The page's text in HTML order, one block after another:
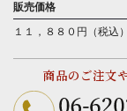
販売価格
１１，８８０円（税込）
商品のご注文